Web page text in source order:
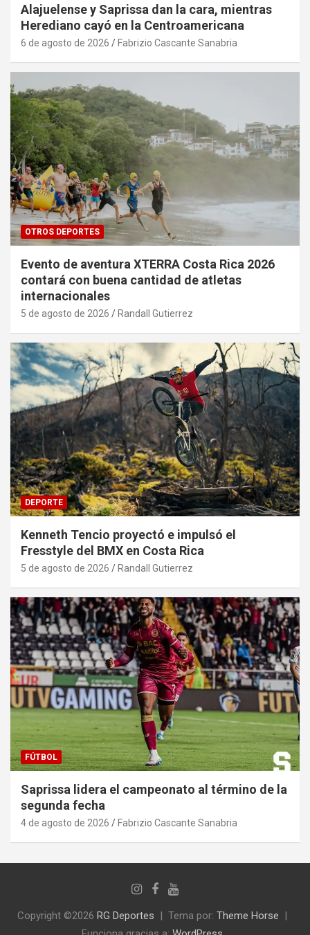
Alajuelense y Saprissa dan la cara, mientras
Herediano cayó en la Centroamericana
6 de agosto de 2026 Fabrizio Cascante Sanabria
OTROS DEPORTES
Evento de aventura XTERRA Costa Rica 2026
contará con buena cantidad de atletas
internacionales
5 de agosto de 2026 Randall Gutierrez
DEPORTE
Kenneth Tencio proyectó e impulsó el
Fresstyle del BMX en Costa Rica
5 de agosto de 2026 Randall Gutierrez
FÚTBOL
Saprissa lidera el campeonato al término de la
segunda fecha
4 de agosto de 2026 Fabrizio Cascante Sanabria
Copyright ©2026 RG Deportes‎ Tema por: Theme Horse